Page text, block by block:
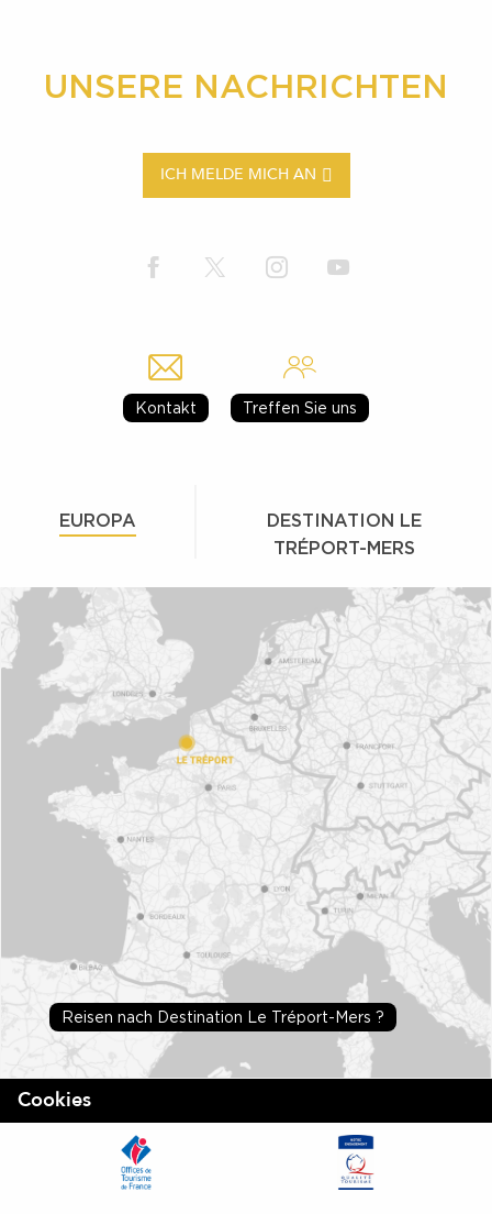
UNSERE NACHRICHTEN
ICH MELDE MICH AN
Kontakt Treffen Sie uns
EUROPA
DESTINATION LE
TRÉPORT-MERS
Reisen nach Destination Le Tréport-Mers ?
Cookies